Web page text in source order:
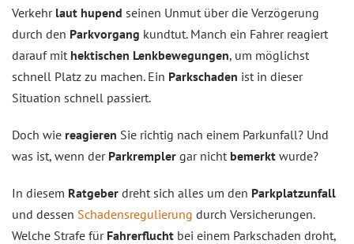
Verkehr laut hupend seinen Unmut über die Verzögerung
durch den Parkvorgang kundtut. Manch ein Fahrer reagiert
darauf mit hektischen Lenkbewegungen, um möglichst
schnell Platz zu machen. Ein Parkschaden ist in dieser
Situation schnell passiert.
Doch wie reagieren Sie richtig nach einem Parkunfall? Und
was ist, wenn der Parkrempler gar nicht bemerkt wurde?
In diesem Ratgeber dreht sich alles um den Parkplatzunfall
und dessen Schadensregulierung durch Versicherungen.
Welche Strafe für Fahrerflucht bei einem Parkschaden droht,